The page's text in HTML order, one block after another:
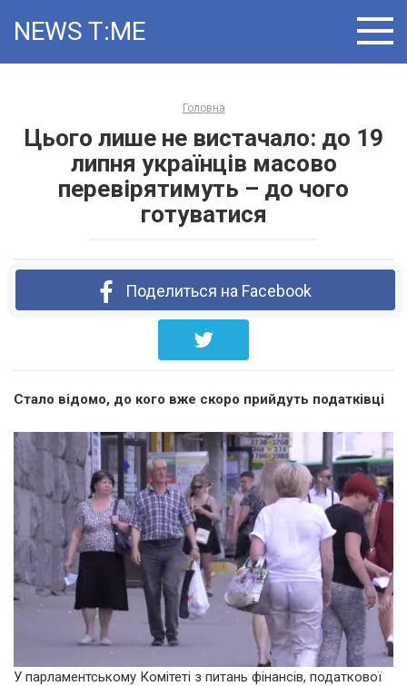
NEWS T:ME
Головна
Цього лише не вистачало: до 19
липня українців масово
перевірятимуть – до чого
готуватися
Поделиться на Facebook
Стало відомо, до кого вже скоро прийдуть податківці
У парламентському Комітеті з питань фінансів, податкової